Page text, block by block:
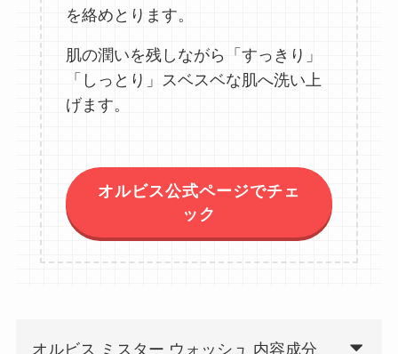
を絡めとります。
肌の潤いを残しながら「すっきり」
「しっとり」スベスベな肌へ洗い上
げます。
オルビス公式ページでチェ
ック
オルビス ミスター ウォッシュ 内容成分